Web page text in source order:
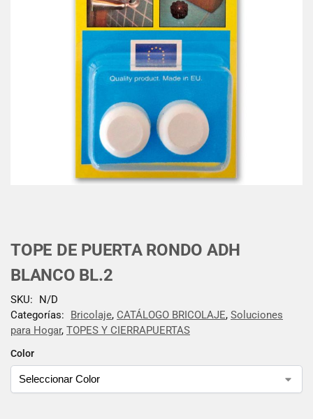
TOPE DE PUERTA RONDO ADH
BLANCO BL.2
Color
SKU:
N/D
Categorías:
Bricolaje, CATÁLOGO BRICOLAJE, Soluciones
para Hogar, TOPES Y CIERRAPUERTAS